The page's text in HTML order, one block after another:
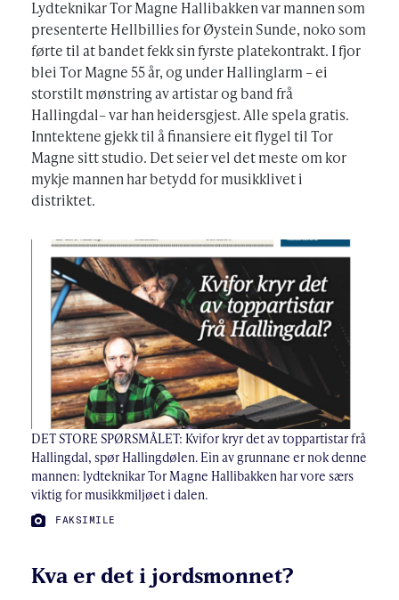
Lydteknikar Tor Magne Hallibakken var mannen som
presenterte Hellbillies for Øystein Sunde, noko som
førte til at bandet fekk sin fyrste platekontrakt. I fjor
blei Tor Magne 55 år, og under Hallinglarm – ei
storstilt mønstring av artistar og band frå
Hallingdal– var han heidersgjest. Alle spela gratis.
Inntektene gjekk til å finansiere eit flygel til Tor
Magne sitt studio. Det seier vel det meste om kor
mykje mannen har betydd for musikklivet i
distriktet.
DET STORE SPØRSMÅLET: Kvifor kryr det av toppartistar frå
Hallingdal, spør Hallingdølen. Ein av grunnane er nok denne
mannen: lydteknikar Tor Magne Hallibakken har vore særs
viktig for musikkmiljøet i dalen.
FOTO:
FAKSIMILE
Kva er det i jordsmonnet?